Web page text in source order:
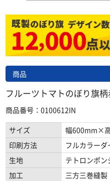
商品
フルーツトマトのぼり旗柄
商品番号：0100612IN
サイズ
幅600mm×
印刷方法
フルカラー
生地
テトロンポン
加工
三方三巻縫製